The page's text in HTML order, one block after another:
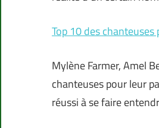
Top 10 des
Mylène Farmer, Amel
chanteuses pour leur
réussi à se faire